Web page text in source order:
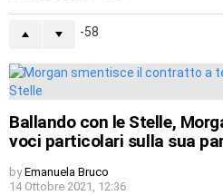
-58
Ballando con le Stelle,
voci particolari sulla sua
by Emanuela Bruco
14 Ottobre 2021, 12:36